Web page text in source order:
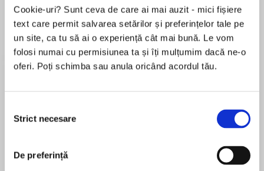
Cookie-uri? Sunt ceva de care ai mai auzit - mici fișiere
text care permit salvarea setărilor și preferințelor tale pe
un site, ca tu să ai o experiență cât mai bună. Le vom
folosi numai cu permisiunea ta și îți mulțumim dacă ne-o
oferi. Poți schimba sau anula oricând acordul tău.
consimțământului
Strict necesare
De preferință
De câte ori se poate frânge o inimă? O dată? De
două ori? De 13 ori? Un trecut dureros, plin cu
dezamăgiri, trădări, minciuni și suferință, a
conturat-o drept femeia care este acum.
Promisiunea făcută într-un moment de
momentelor grele din viața ei, rămâne de văzut
spere din nou la o poveste așa cum fiecare
femeie își dorește.